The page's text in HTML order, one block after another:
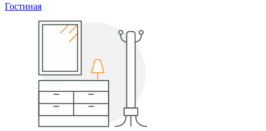
Гостиная